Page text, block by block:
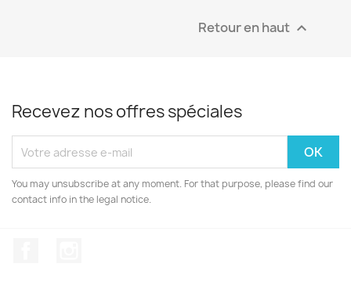
Retour en haut 
Recevez nos offres spéciales
You may unsubscribe at any moment. For that purpose, please find our
contact info in the legal notice.